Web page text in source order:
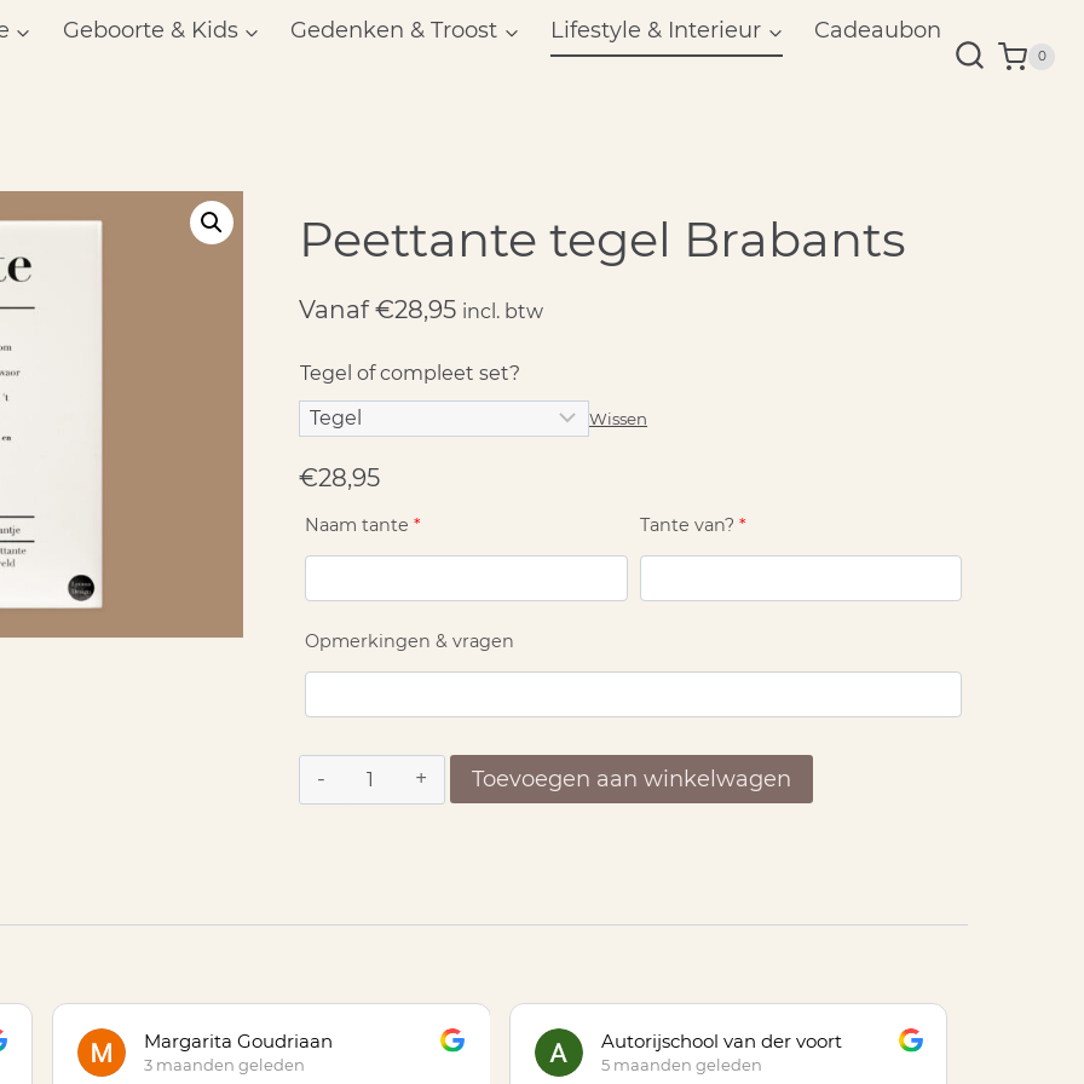
Geboorte & Kids Gedenken & Troost Lifestyle & Interieur
Cadeaubon
0
Peettante tegel Brabants
Vanaf €28,95 incl. btw
Tegel of compleet set?
Wissen
€28,95
Naam tante * Tante van? *
Opmerkingen & vragen
Peettante
tegel
Toevoegen aan winkelwagen
Margarita Goudriaan
3 maanden geleden
Autorijschool van der voort
5 maanden geleden